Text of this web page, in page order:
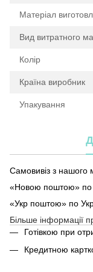
Матеріал
Вид витратного
Колір
Країна виробник
Упакування
Самовивіз з нашого
«Новою поштою» по
«Укр поштою» по
Більше інформації
Готівкою при
Кредитною